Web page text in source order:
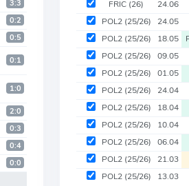
3:3
0:2
0:5
0:1
1:0
2:0
0:3
0:4
0:0
FRIC (26) 24.06
POL2 (25/26) 24.05
POL2 (25/26) 18.05
POL2 (25/26) 09.05
POL2 (25/26) 01.05
POL2 (25/26) 24.04
POL2 (25/26) 18.04
POL2 (25/26) 10.04
POL2 (25/26) 06.04
POL2 (25/26) 21.03
POL2 (25/26) 13.03